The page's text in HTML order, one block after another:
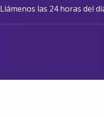
Llámenos las 24 horas del